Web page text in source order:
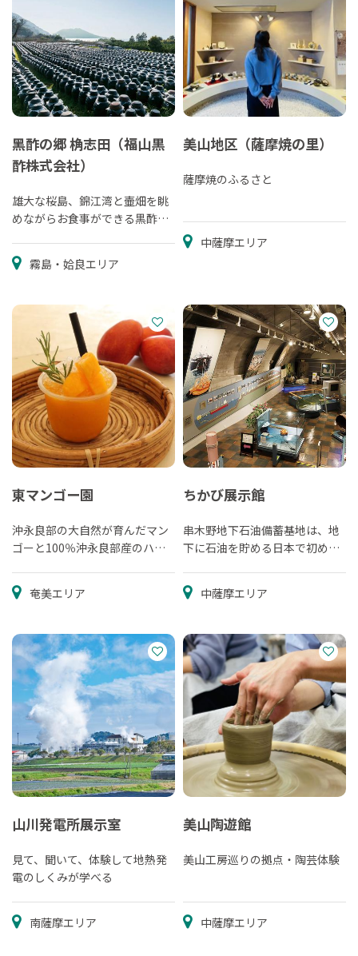
黑酢の郷 桷志田（福山黒
酢株式会社）
雄大な桜島、錦江湾と壷畑を眺
めながらお食事ができる黒酢レ
霧島・姶良エリア
美山地区（薩摩焼の里）
薩摩焼のふるさと
中薩摩エリア
東マンゴー園
沖永良部の大自然が育んだマン
ゴーと100％沖永良部産のハチ
奄美エリア
ちかび展示館
串木野地下石油備蓄基地は、地
下に石油を貯める日本で初めて
中薩摩エリア
山川発電所展示室
見て、聞いて、体験して地熱発
電のしくみが学べる
南薩摩エリア
美山陶遊館
美山工房巡りの拠点・陶芸体験
中薩摩エリア